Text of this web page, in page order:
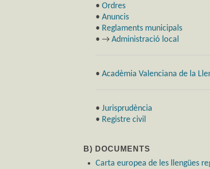
• Ordres
• Anuncis
• Reglaments municipals
• → Administració local
• Acadèmia Valenciana de la
• Jurisprudència
• Registre civil
B) DOCUMENTS
Carta europea de les llengües